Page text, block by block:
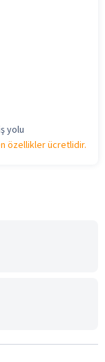
yolu
özellikler ücretlidir.